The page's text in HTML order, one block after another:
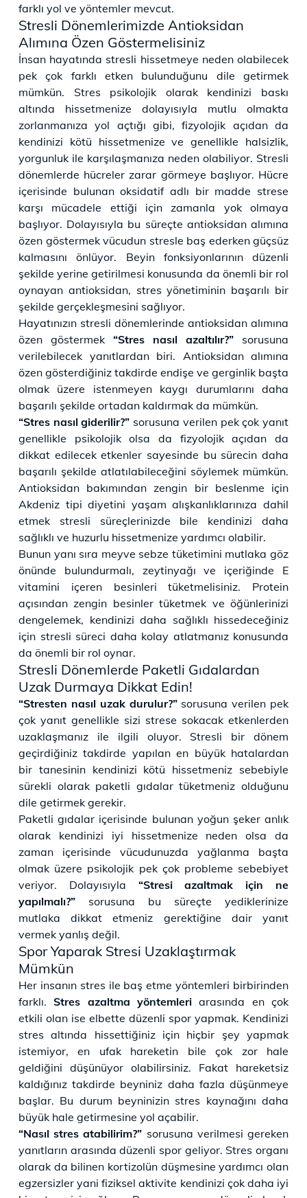
farklı yol ve yöntemler mevcut.
Stresli Dönemlerimizde Antioksidan
Alımına Özen Göstermelisiniz
İnsan hayatında stresli hissetmeye neden olabilecek
pek çok farklı etken bulunduğunu dile getirmek
mümkün. Stres psikolojik olarak kendinizi baskı
altında hissetmenize dolayısıyla mutlu olmakta
zorlanmanıza yol açtığı gibi, fizyolojik açıdan da
kendinizi kötü hissetmenize ve genellikle halsizlik,
yorgunluk ile karşılaşmanıza neden olabiliyor. Stresli
dönemlerde hücreler zarar görmeye başlıyor. Hücre
içerisinde bulunan oksidatif adlı bir madde strese
karşı mücadele ettiği için zamanla yok olmaya
başlıyor. Dolayısıyla bu süreçte antioksidan alımına
özen göstermek vücudun stresle baş ederken güçsüz
kalmasını önlüyor. Beyin fonksiyonlarının düzenli
şekilde yerine getirilmesi konusunda da önemli bir rol
oynayan antioksidan, stres yönetiminin başarılı bir
şekilde gerçekleşmesini sağlıyor.
Hayatınızın stresli dönemlerinde antioksidan alımına
özen göstermek “Stres nasıl azaltılır?” sorusuna
verilebilecek yanıtlardan biri. Antioksidan alımına
özen gösterdiğiniz takdirde endişe ve gerginlik başta
olmak üzere istenmeyen kaygı durumlarını daha
başarılı şekilde ortadan kaldırmak da mümkün.
“Stres nasıl giderilir?” sorusuna verilen pek çok yanıt
genellikle psikolojik olsa da fizyolojik açıdan da
dikkat edilecek etkenler sayesinde bu sürecin daha
başarılı şekilde atlatılabileceğini söylemek mümkün.
Antioksidan bakımından zengin bir beslenme için
Akdeniz tipi diyetini yaşam alışkanlıklarınıza dahil
etmek stresli süreçlerinizde bile kendinizi daha
sağlıklı ve huzurlu hissetmenize yardımcı olabilir.
Bunun yanı sıra meyve sebze tüketimini mutlaka göz
önünde bulundurmalı, zeytinyağı ve içeriğinde E
vitamini içeren besinleri tüketmelisiniz. Protein
açısından zengin besinler tüketmek ve öğünlerinizi
dengelemek, kendinizi daha sağlıklı hissedeceğiniz
için stresli süreci daha kolay atlatmanız konusunda
da önemli bir rol oynar.
Stresli Dönemlerde Paketli Gıdalardan
Uzak Durmaya Dikkat Edin!
“Stresten nasıl uzak durulur?” sorusuna verilen pek
çok yanıt genellikle sizi strese sokacak etkenlerden
uzaklaşmanız ile ilgili oluyor. Stresli bir dönem
geçirdiğiniz takdirde yapılan en büyük hatalardan
bir tanesinin kendinizi kötü hissetmeniz sebebiyle
sürekli olarak paketli gıdalar tüketmeniz olduğunu
dile getirmek gerekir.
Paketli gıdalar içerisinde bulunan yoğun şeker anlık
olarak kendinizi iyi hissetmenize neden olsa da
zaman içerisinde vücudunuzda yağlanma başta
olmak üzere psikolojik pek çok probleme sebebiyet
veriyor. Dolayısıyla “Stresi azaltmak için ne
yapılmalı?” sorusuna bu süreçte yediklerinize
mutlaka dikkat etmeniz gerektiğine dair yanıt
vermek yanlış değil.
Spor Yaparak Stresi Uzaklaştırmak
Mümkün
Her insanın stres ile baş etme yöntemleri birbirinden
farklı.Stres azaltma yöntemleriarasında en çok
etkili olan ise elbette düzenli spor yapmak. Kendinizi
stres altında hissettiğiniz için hiçbir şey yapmak
istemiyor, en ufak hareketin bile çok zor hale
geldiğini düşünüyor olabilirsiniz. Fakat hareketsiz
kaldığınız takdirde beyniniz daha fazla düşünmeye
başlar. Bu durum beyninizin stres kaynağını daha
büyük hale getirmesine yol açabilir.
“Nasıl stres atabilirim?” sorusuna verilmesi gereken
yanıtların arasında düzenli spor geliyor. Stres organı
olarak da bilinen kortizolün düşmesine yardımcı olan
egzersizler yani fiziksel aktivite kendinizi çok daha iyi